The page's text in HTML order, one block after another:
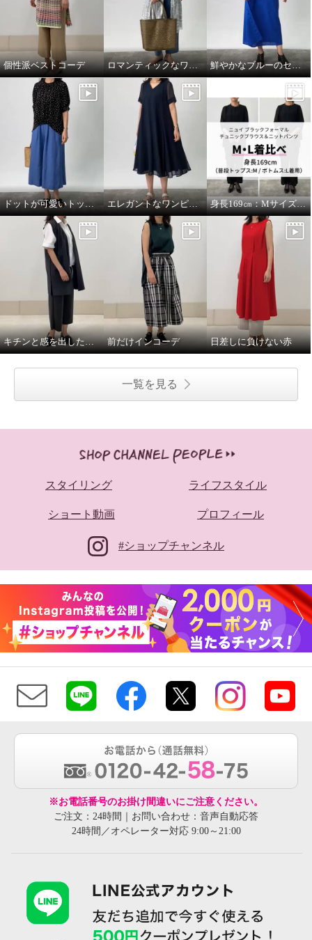
個性派ベストコーデ ロマンティックなワンピースを羽織って 鮮やかなブルーのセットアップコーデ。
ドットが可愛いトップスをメインに。 エレガントなワンピースにカジュアルな小物を合わせて。 身長169㎝：MサイズとLサイズを着比べ
キチンと感を出したい日に。 前だけインコーデ 日差しに負けない赤
一覧を見る
スタイリング ライフスタイル
ショート動画 プロフィール
#ショップチャンネル
※お電話番号のお掛け間違いにご注意ください。
ご注文：24時間｜お問い合わせ：音声自動応答
24時間／オペレーター対応 9:00～21:00